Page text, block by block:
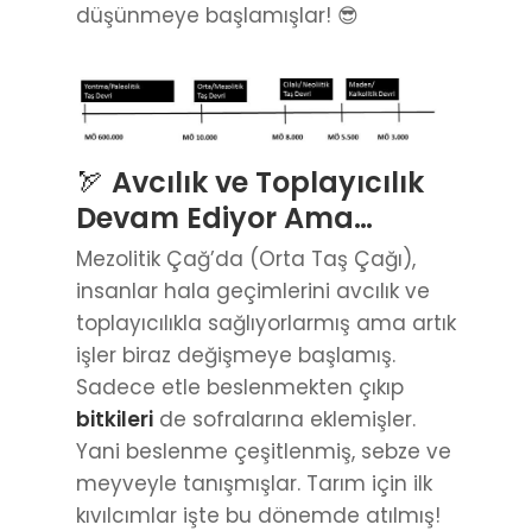
düşünmeye başlamışlar! 😎
🏹 Avcılık ve Toplayıcılık
Devam Ediyor Ama…
Mezolitik Çağ’da (Orta Taş Çağı),
insanlar hala geçimlerini avcılık ve
toplayıcılıkla sağlıyorlarmış ama artık
işler biraz değişmeye başlamış.
Sadece etle beslenmekten çıkıp
bitkileri de sofralarına eklemişler.
Yani beslenme çeşitlenmiş, sebze ve
meyveyle tanışmışlar. Tarım için ilk
kıvılcımlar işte bu dönemde atılmış!